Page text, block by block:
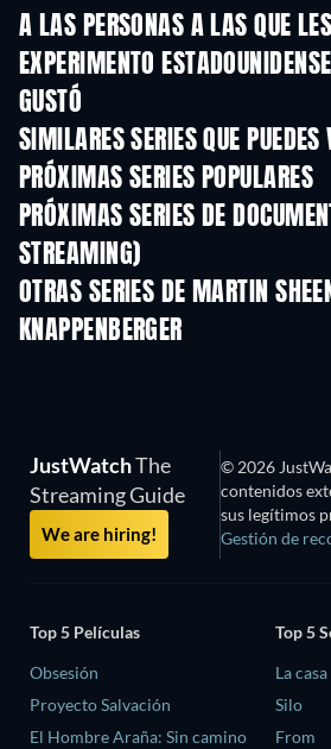
A LAS PERSONAS A LAS QUE
EXPERIMENTO
GUSTÓ
SIMILARES SERIES QUE PUEDES
PRÓXIMAS SERIES POPULARES
TV
PRÓXIMAS SERIES DE
STREAMING)Temporada 1
OTRAS SERIES DE MARTIN
KNAPPENBERGER
TV
JustWatchThe
Streaming Guide
We are hiring!
© 2026
contenidos
sus legítimos
Gestión de
Top 5 Películas
Obsesión
Proyecto Salvación
El Hombre Araña: Sin camino
Top 5
La
Silo
From